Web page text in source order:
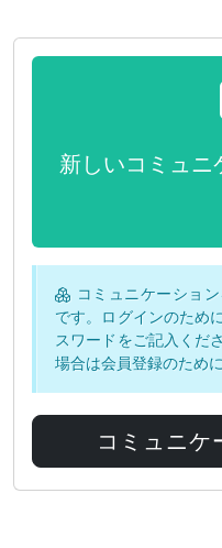
新しいコミュ
コミュニケーショ
です。ログインのため
スワードをご記入くだ
場合は会員登録のために
コミュニケ